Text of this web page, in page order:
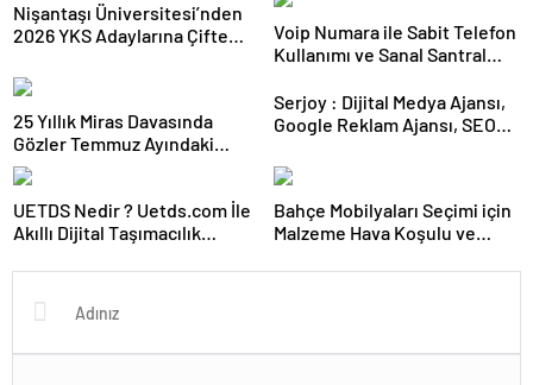
Nişantaşı Üniversitesi’nden
2026 YKS Adaylarına Çifte
Kesintisiz Burs
Voip Numara ile Sabit Telefon
Kullanımı ve Sanal Santral
25 Yıllık Miras Davasında
Gözler Temmuz Ayındaki
Karar Duruşmasına Çevrildi
Serjoy : Dijital Medya Ajansı,
Google Reklam Ajansı, SEO
UETDS Nedir ? Uetds.com İle
Akıllı Dijital Taşımacılık
Bahçe Mobilyaları Seçimi için
Malzeme Hava Koşulu ve